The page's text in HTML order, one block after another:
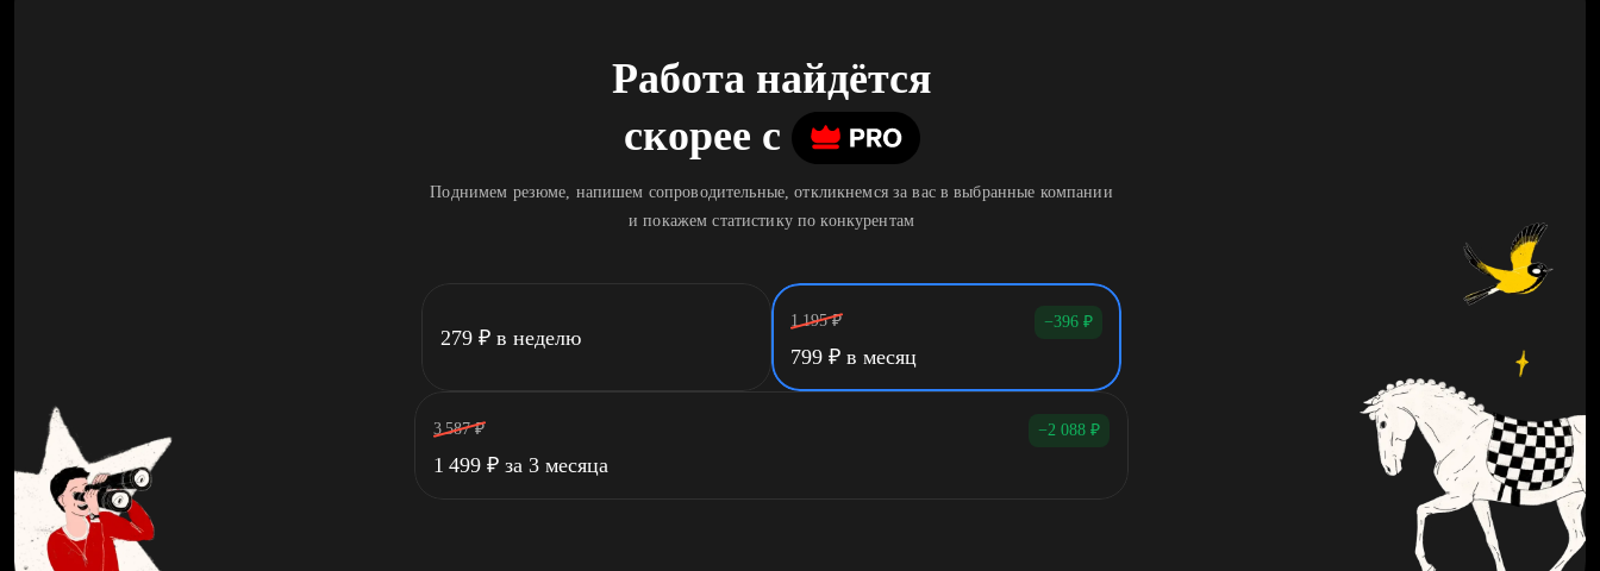
Работа найдётся
скорее c
Поднимем резюме, напишем сопроводительные, откликнемся за вас в выбранные компании
и покажем статистику по конкурентам
279 ₽ в неделю
1 195 ₽ −396 ₽
799 ₽ в месяц
3 587 ₽ −2 088 ₽
1 499 ₽ за 3 месяца